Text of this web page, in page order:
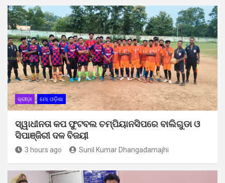
କ୍ରୀଡ଼ା ମୋ ଓଡ଼ିଶା
ସ୍ୱାଧୀନତା କପ ଫୁଟବଲ ଚମ୍ପିୟାନସିପରେ ବାଲିଗୁଡା ଓ
ସିପାଞ୍ଜିରୀ ଦଳ ବିଜୟୀ
3 hours ago Sunil Kumar Dhangadamajhi